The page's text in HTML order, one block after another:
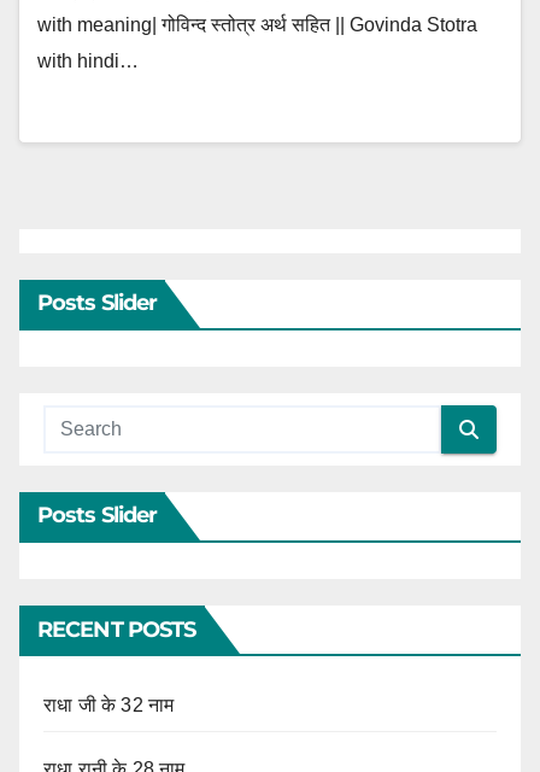
with meaning| गोविन्द स्तोत्र अर्थ सहित || Govinda Stotra
with hindi…
Posts Slider
Posts Slider
RECENT POSTS
राधा जी के 32 नाम